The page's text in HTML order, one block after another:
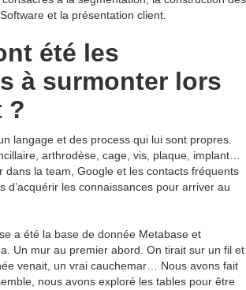
et la présentation client.
été les
à surmonter lors
?
langage et des process qui lui sont propres.
arthrodèse, cage, vis, plaque, implant…
dans la team, Google et les contacts fréquents
d’acquérir les connaissances pour arriver au
a été la base de donnée Metabase et
Un mur au premier abord. On tirait sur un fil et
venait, un vrai cauchemar… Nous avons fait
nous avons exploré les tables pour être